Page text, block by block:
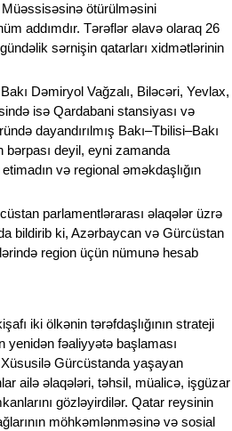
ötürülməsini
addımdır. Tərəflər əlavə olaraq 26
sərnişin qatarları xidmətlərinin
Dəmiryol Vağzalı, Biləcəri, Yevlax,
isə Qardabani stansiyası və
dayandırılmış Bakı–Tbilisi–Bakı
bərpası deyil, eyni zamanda
və regional əməkdaşlığın
parlamentlərarası əlaqələr üzrə
bildirib ki, Azərbaycan və Gürcüstan
region üçün nümunə hesab
iki ölkənin tərəfdaşlığının strateji
yenidən fəaliyyətə başlaması
Xüsusilə Gürcüstanda yaşayan
ailə əlaqələri, təhsil, müalicə, işgüzar
gözləyirdilər. Qatar reysinin
möhkəmlənməsinə və sosial